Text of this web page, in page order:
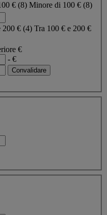
€ (8) Minore di 100 € (8)
200 € (4) Tra 100 € e 200 €
€
- €